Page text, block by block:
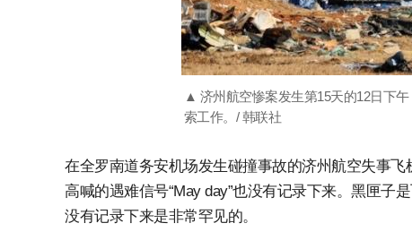
▲ 济州航空惨案发生第15天的12日下
索工作。/ 韩联社
在全罗南道务安机场发生碰撞事故的济州航空失事
高喊的遇难信号“May day”也没有记录下来。黑匣子
没有记录下来是非常罕见的。